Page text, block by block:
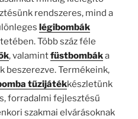
rendszeres, mind a
légibombák
Több száz féle
, valamintfüstbombáka
beszerezve. Termékeink,
tűzijátékkészletünk
forradalmi fejlesztésű
szakmai elvárásoknak